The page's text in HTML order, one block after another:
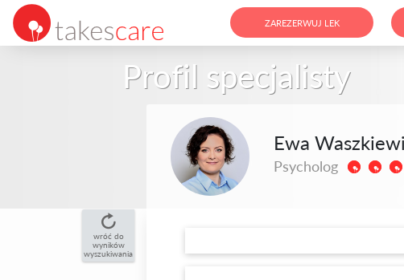
ZAREZERWUJ LEK
Profil specjalisty
Ewa
Psycholog
wróć do
wyników
wyszukiwania